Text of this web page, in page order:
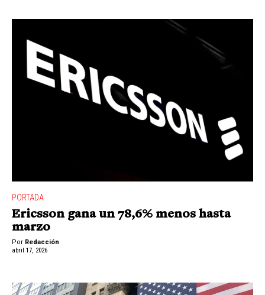
PORTADA
Ericsson gana un 78,6% menos hasta
marzo
Por Redacción
abril 17, 2026